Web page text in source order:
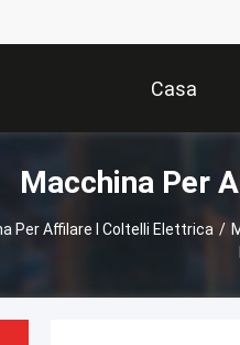
Casa
Macchina Per
Per Affilare I Coltelli Elettrica /